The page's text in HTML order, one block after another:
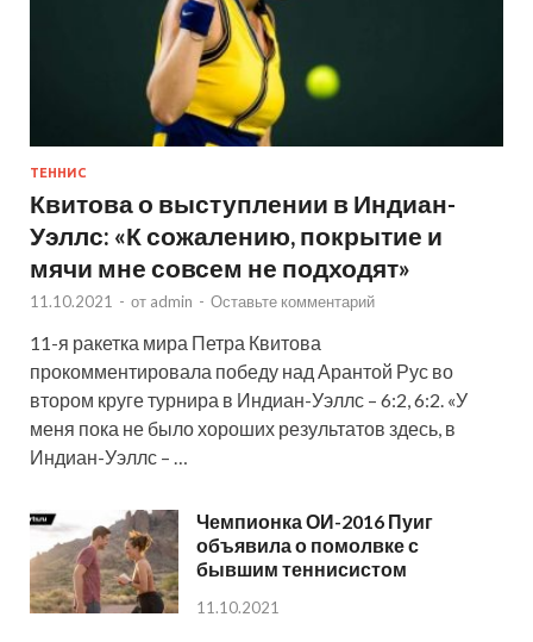
ТЕННИС
Квитова о выступлении в Индиан-
Уэллс: «К сожалению, покрытие и
мячи мне совсем не подходят»
11.10.2021 - от admin - Оставьте комментарий
11-я ракетка мира Петра Квитова
прокомментировала победу над Арантой Рус во
втором круге турнира в Индиан-Уэллс – 6:2, 6:2. «У
меня пока не было хороших результатов здесь, в
Индиан-Уэллс – …
Чемпионка ОИ-2016 Пуиг
объявила о помолвке с
бывшим теннисистом
11.10.2021